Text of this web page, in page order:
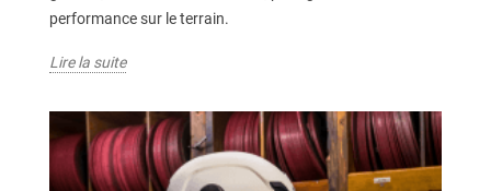
performance sur le terrain.
Lire la suite